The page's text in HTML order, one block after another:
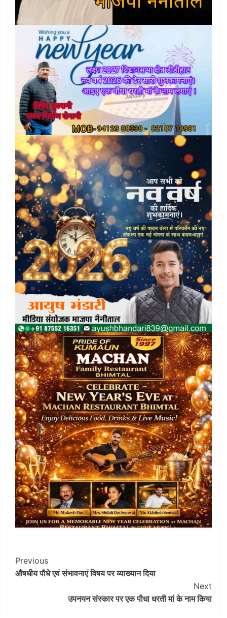
Post
Navigation
Previous
औषधीय पौधे एवं संभावनाएं विषय पर व्याख्यान दिया
Next
उपनयन संस्कार पर एक पौधा धरती मां के नाम किया